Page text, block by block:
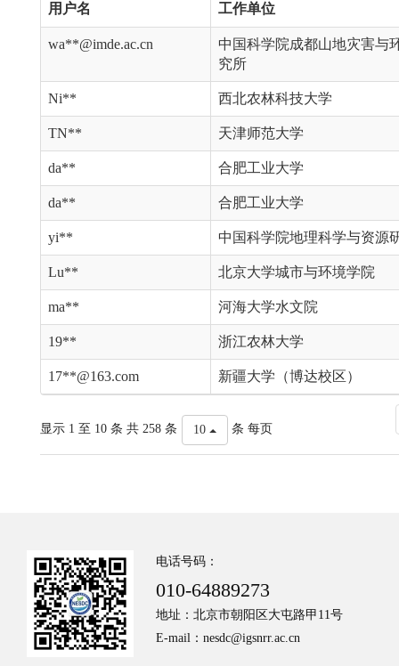
用户名 工作单位
wa**@imde.ac.cn
中国科学院成都山地灾害与
究所
Ni** 西北农林科技大学
TN** 天津师范大学
da** 合肥工业大学
da** 合肥工业大学
yi** 中国科学院地理科学与资源
Lu** 北京大学城市与环境学院
ma** 河海大学水文院
19** 浙江农林大学
17**@163.com 新疆大学（博达校区）
显示 1 至 10 条 共 258 条 10 条 每页
电话号码：
010-64889273
地址：北京市朝阳区大屯路甲11号
E-mail：nesdc@igsnrr.ac.cn